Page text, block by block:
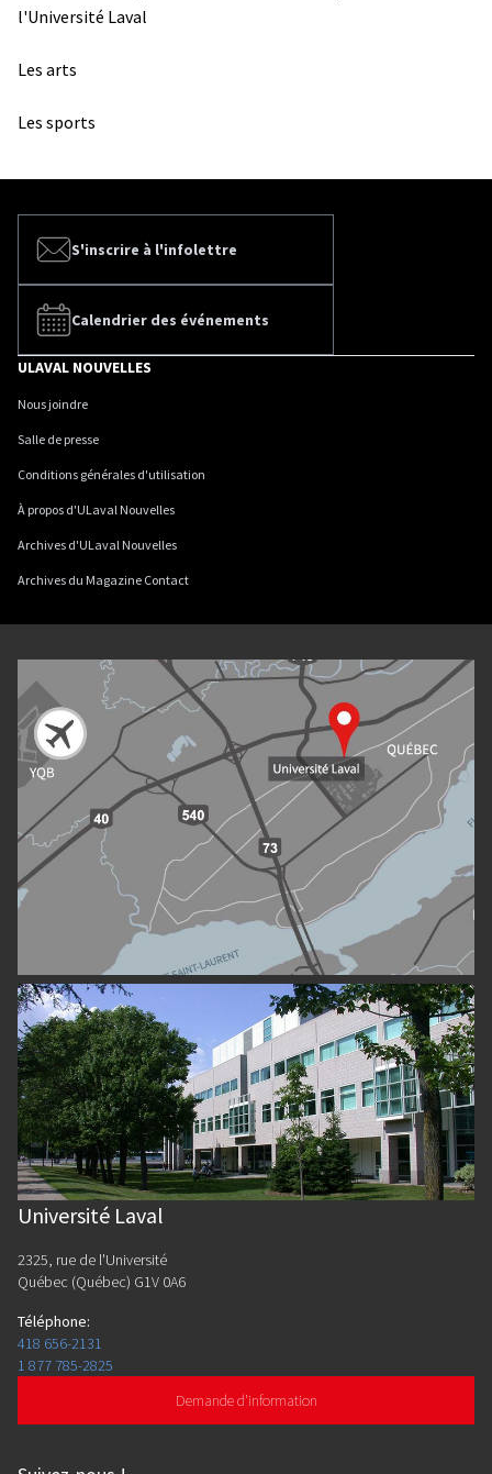
l'Université Laval
Les arts
Les sports
S'inscrire à l'infolettre
Calendrier des événements
ULAVAL NOUVELLES
Nous joindre
Salle de presse
Conditions générales d'utilisation
À propos d'ULaval Nouvelles
Archives d'ULaval Nouvelles
Archives du Magazine Contact
Université Laval
2325, rue de l'Université
Québec (Québec) G1V 0A6
Téléphone:
418 656-2131
1 877 785-2825
Demande d'information